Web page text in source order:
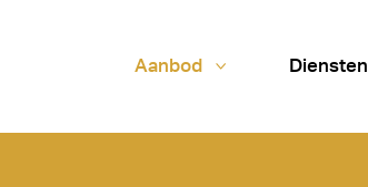
Aanbod Diensten